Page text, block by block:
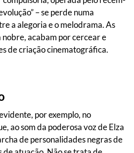
– se perde numa
a alegoria e o melodrama. As
nobre, acabam por cercear e
de criação cinematográfica.
por exemplo, no
ao som da poderosa voz de Elza
de personalidades negras de